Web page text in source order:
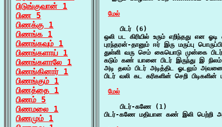
பிடுங்குவான் 1
பிண 5
பிணக்கு 1
பிணங்க 1
பிணங்கவும் 1
பிணங்களாய் 1
பிணங்களாலே 1
பிணங்கினார் 1
பிணங்கும் 1
பிணத்தை 1
பிணம் 5
பிணமலை 1
பிணமும் 1
மேல்
    பிடர் (6)
ஒலி பட கிரியில் உரும் எறிந்தது என
புரந்தரன்-தானும் ஈர் இரு மருப்பு
துள்ளி வரு செம் கையொடு முன்கை
கடும் கண் யானை பிடர் இருந்து இ
அடி தலம் பிடர் அடித்திட ஓடலும்
பிடர் வலி கட கரிகளின் செறி
மேல்
    பிடர்-கணே (1)
பிடர்-கணே மதியான கண் இலி பெற்றி